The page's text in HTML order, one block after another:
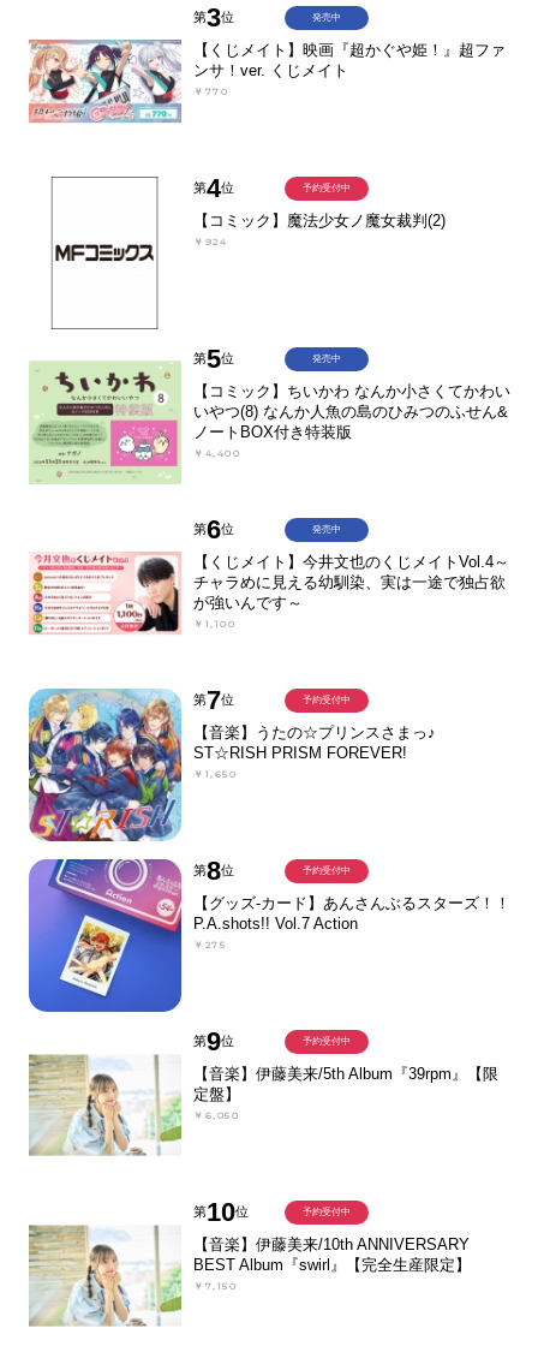
第3位
【くじメイト】映画『超かぐや姫！』超ファ
ンサ！ver. くじメイト
￥770
発売中
第4位
【コミック】魔法少女ノ魔女裁判(2)
￥924
予約受付中
第5位
【コミック】ちいかわ なんか小さくてかわい
いやつ(8) なんか人魚の島のひみつのふせん&
ノートBOX付き特装版
￥4,400
発売中
第6位
【くじメイト】今井文也のくじメイトVol.4～
チャラめに見える幼馴染、実は一途で独占欲
が強いんです～
￥1,100
発売中
第7位
【音楽】うたの☆プリンスさまっ♪
ST☆RISH PRISM FOREVER!
￥1,650
予約受付中
第8位
【グッズ-カード】あんさんぶるスターズ！！
P.A.shots!! Vol.7 Action
￥275
予約受付中
第9位
【音楽】伊藤美来/5th Album『39rpm』【限
定盤】
￥6,050
予約受付中
第10位
【音楽】伊藤美来/10th ANNIVERSARY
BEST Album『swirl』【完全生産限定】
￥7,150
予約受付中